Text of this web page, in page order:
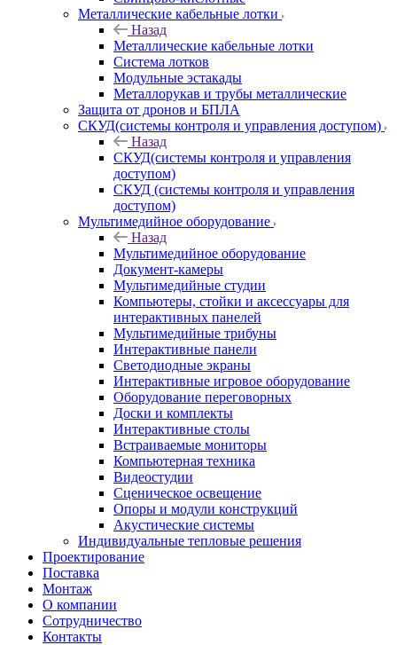
Металлические кабельные лотки
Назад
Металлические кабельные лотки
Система лотков
Модульные эстакады
Металлорукав и трубы металлические
Защита от дронов и БПЛА
СКУД(системы контроля и управления доступом)
Назад
СКУД(системы контроля и управления
доступом)
СКУД (системы контроля и управления
доступом)
Мультимедийное оборудование
Назад
Мультимедийное оборудование
Документ-камеры
Мультимедийные студии
Компьютеры, стойки и аксессуары для
интерактивных панелей
Мультимедийные трибуны
Интерактивные панели
Светодиодные экраны
Интерактивные игровое оборудование
Оборудование переговорных
Доски и комплекты
Интерактивные столы
Встраиваемые мониторы
Компьютерная техника
Видеостудии
Cценическое освещение
Опоры и модули конструкций
Акустические системы
Индивидуальные тепловые решения
Проектирование
Поставка
Монтаж
О компании
Сотрудничество
Контакты